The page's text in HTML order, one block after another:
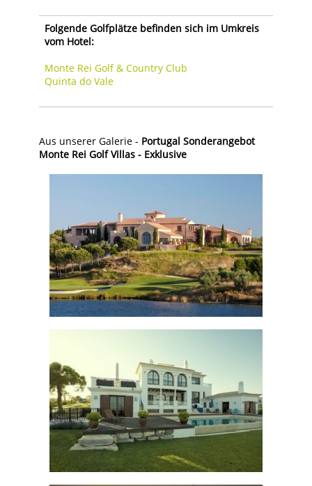
Folgende Golfplätze befinden sich im Umkreis
vom Hotel:
Monte Rei Golf & Country Club
Quinta do Vale
Aus unserer Galerie - Portugal Sonderangebot
Monte Rei Golf Villas - Exklusive